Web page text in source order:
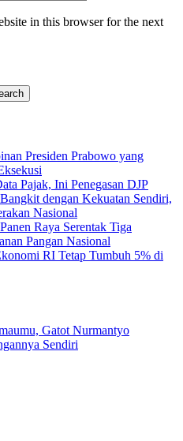
in this browser for the next
Presiden Prabowo yang
Pajak, Ini Penegasan DJP
dengan Kekuatan Sendiri,
Nasional
Raya Serentak Tiga
Pangan Nasional
RI Tetap Tumbuh 5% di
Gatot Nurmantyo
Sendiri